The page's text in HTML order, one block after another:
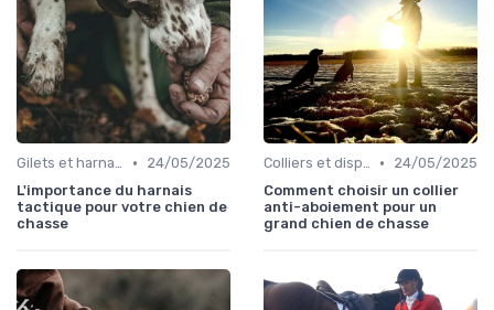
Gilets et harnais •
24/05/2025
L'importance du harnais
tactique pour votre chien de
chasse
Colliers et dispositifs de suivi •
24/05/2025
Comment choisir un collier
anti-aboiement pour un
grand chien de chasse